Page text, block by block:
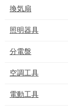
換気扇
照明器具
分電盤
空調工具
電動工具